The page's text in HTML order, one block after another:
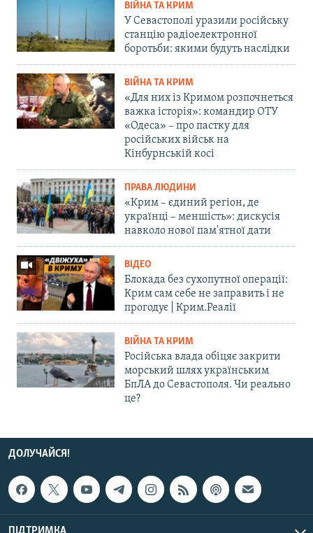
ВІЙНА ТА КРИМ
У Севастополі уразили російську
станцію радіоелектронної
боротьби: якими будуть наслідки
ВІЙНА ТА КРИМ
«Для них із Кримом розпочнеться
важка історія»: командир ОТУ
«Одеса» – про пастку для
російських військ на
Кінбурнській косі
ПРАВА ЛЮДИНИ
«Крим – єдиний регіон, де
українці – меншість»: дискусія
навколо нової пам'ятної дати
ВІДЕО
Блокада без сухопутної операції:
Крим сам себе не заправить і не
прогодує | Крим.Реалії
ВІЙНА ТА КРИМ
Російська влада обіцяє закрити
морський шлях українським
БпЛА до Севастополя. Чи реально
це?
ДОЛУЧАЙСЯ!
ПІДТРИМКА